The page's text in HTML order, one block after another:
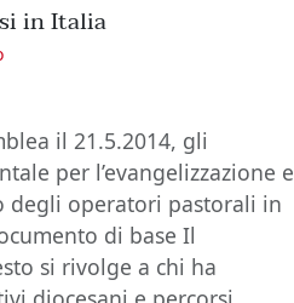
in Italia
il 21.5.2014, gli
per l’evangelizzazione e
degli operatori pastorali in
di base Il
si rivolge a chi ha